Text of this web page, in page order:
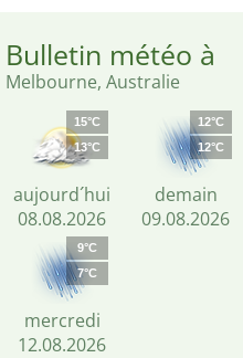
Bulletin météo à
Melbourne, Australie
15°C
13°C
aujourd´hui
08.08.2026
12°C
12°C
demain
09.08.2026
9°C
7°C
mercredi
12.08.2026